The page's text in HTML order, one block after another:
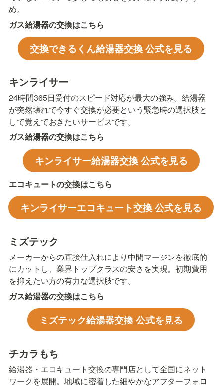
め。
ガス給湯器の交換はこちら
交換できるくん給湯器交換 公式を見る
キンライサー
24時間365日受付のスピード対応が最大の強み。給湯器
が突然壊れて今すぐ交換が必要という緊急時の選択肢と
して覚えておきたいサービスです。
ガス給湯器の交換はこちら
キンライサー給湯器交換 公式を見る
エコキュートの交換はこちら
キンライサーエコキュート交換 公式を見る
ミズテック
メーカーからの直接仕入れにより中間マージンを徹底的
にカットし、業界トップクラスの安さを実現。初期費用
を抑えたい方の有力な選択肢です。
ガス給湯器の交換はこちら
ミズテック給湯器交換 公式を見る
チカラもち
給湯器・エコキュート交換の専門店として全国にネット
ワークを展開。地域に密着した細やかなアフターフォロ